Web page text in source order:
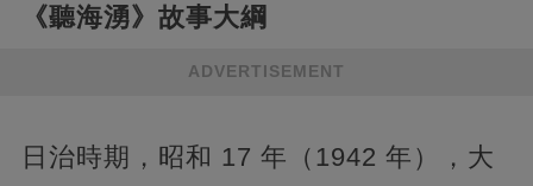
《聽海湧》故事大綱
ADVERTISEMENT
日治時期，昭和 17 年（1942 年），大